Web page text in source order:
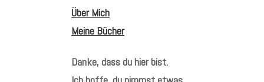
Über Mich
Meine Bücher
Danke, dass du hier bist.